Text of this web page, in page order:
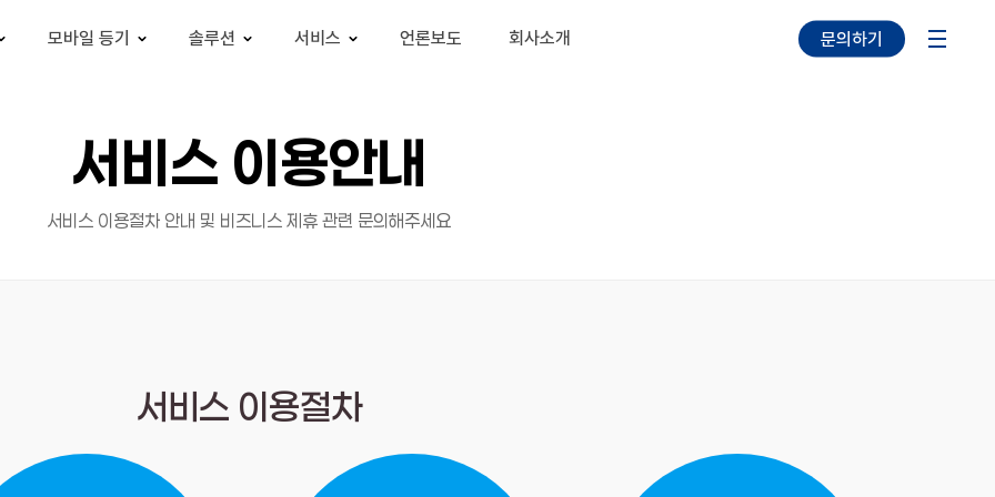
모바일 등기 솔루션 서비스 언론보도 회사소개 문의하기
서비스 이용안내
서비스 이용절차 안내 및 비즈니스 제휴 관련 문의해주세요
서비스 이용절차